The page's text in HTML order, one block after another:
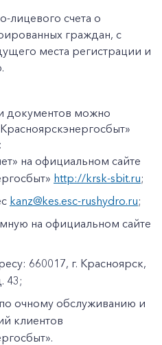
лицевого счета о
граждан, с
места регистрации и
документов можно
на официальном сайте
http://krsk-sbit.ru;
kanz@kes.esc-rushydro.ru;
на официальном сайте
660017, г. Красноярск,
43;
очному обслуживанию и
клиентов